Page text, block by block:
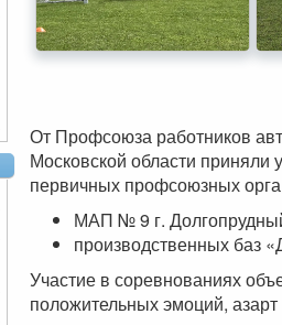
От Профсоюза работников
Московской области
первичных профсоюзных
МАП № 9 г.
производственных баз
Участие в соревнованиях
положительных эмоций,